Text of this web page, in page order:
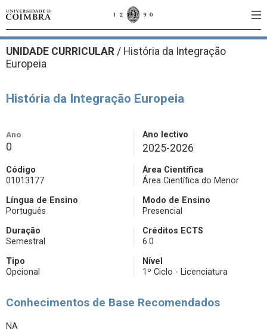
UNIDADE CURRICULAR / História da Integração
Europeia
História da Integração Europeia
Ano
0
Ano lectivo
2025-2026
Código
01013177
Área Científica
Área Científica do Menor
Língua de Ensino
Português
Modo de Ensino
Presencial
Duração
Semestral
Créditos ECTS
6.0
Tipo
Opcional
Nível
1º Ciclo - Licenciatura
Conhecimentos de Base Recomendados
NA